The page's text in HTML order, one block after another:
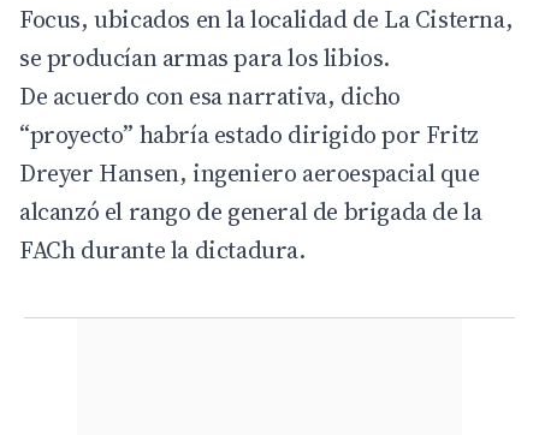
Focus, ubicados en la localidad de La Cisterna,
se producían armas para los libios.
De acuerdo con esa narrativa, dicho
“proyecto” habría estado dirigido por Fritz
Dreyer Hansen, ingeniero aeroespacial que
alcanzó el rango de general de brigada de la
FACh durante la dictadura.